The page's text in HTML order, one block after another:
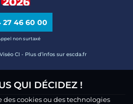
27 46 60 00
non surtaxé
CI - Plus d’infos sur escda.fr
QUI DÉCIDEZ !
des cookies ou des technologies